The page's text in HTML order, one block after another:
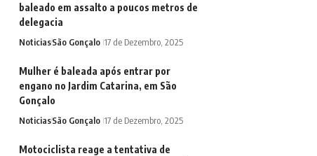
baleado em assalto a poucos metros de
delegacia
NoticiasSão Gonçalo 17 de Dezembro, 2025
Mulher é baleada após entrar por
engano no Jardim Catarina, em São
Gonçalo
NoticiasSão Gonçalo 17 de Dezembro, 2025
Motociclista reage a tentativa de